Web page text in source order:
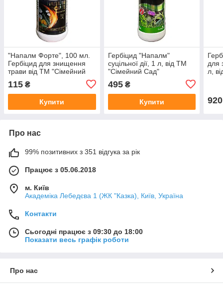
"Напалм Форте", 100 мл.
Гербіцид для знищення
трави від ТМ "Сімейний
115 ₴
Купити
Гербіцид "Напалм"
суцільної дії, 1 л, від ТМ
"Сімейний Сад"
495₴
Купити
для
л,
920
Про нас
99% позитивних з 351 відгука за рік
Працює з 05.06.2018
м. Київ
Академіка Лебедєва 1 (ЖК "Казка), Київ, Україна
Контакти
Сьогодні працює з 09:30 до 18:00
Показати весь графік роботи
Про нас